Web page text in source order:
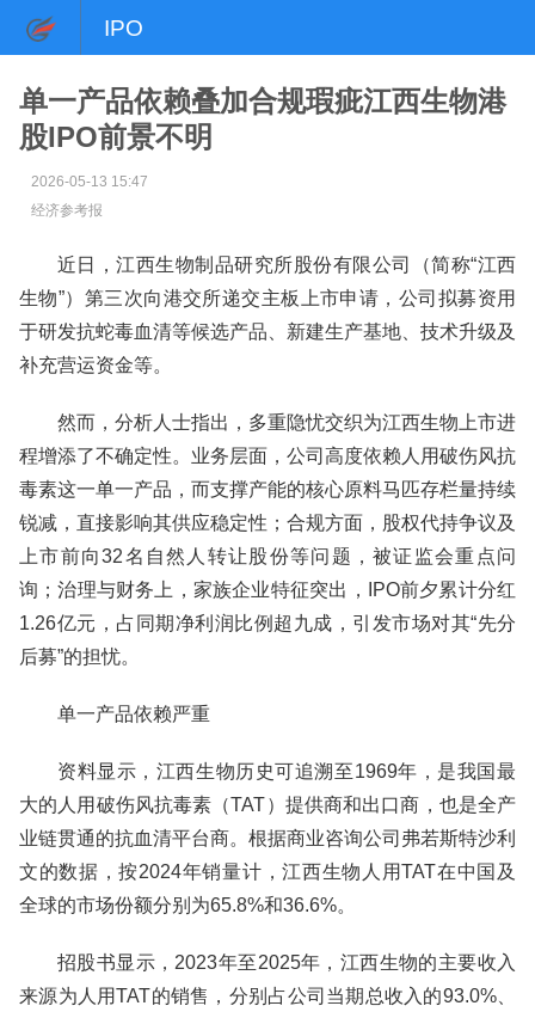
IPO
单一产品依赖叠加合规瑕疵江西生物港
股IPO前景不明
2026-05-13 15:47
经济参考报
近日，江西生物制品研究所股份有限公司（简称“江西
生物”）第三次向港交所递交主板上市申请，公司拟募资用
于研发抗蛇毒血清等候选产品、新建生产基地、技术升级及
补充营运资金等。
然而，分析人士指出，多重隐忧交织为江西生物上市进
程增添了不确定性。业务层面，公司高度依赖人用破伤风抗
毒素这一单一产品，而支撑产能的核心原料马匹存栏量持续
锐减，直接影响其供应稳定性；合规方面，股权代持争议及
上市前向32名自然人转让股份等问题，被证监会重点问
询；治理与财务上，家族企业特征突出，IPO前夕累计分红
1.26亿元，占同期净利润比例超九成，引发市场对其“先分
后募”的担忧。
单一产品依赖严重
资料显示，江西生物历史可追溯至1969年，是我国最
大的人用破伤风抗毒素（TAT）提供商和出口商，也是全产
业链贯通的抗血清平台商。根据商业咨询公司弗若斯特沙利
文的数据，按2024年销量计，江西生物人用TAT在中国及
全球的市场份额分别为65.8%和36.6%。
招股书显示，2023年至2025年，江西生物的主要收入
来源为人用TAT的销售，分别占公司当期总收入的93.0%、